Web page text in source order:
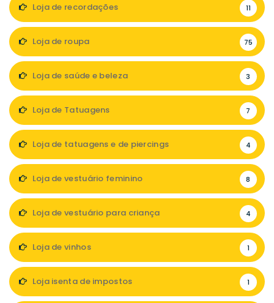
Loja de recordações 11
Loja de roupa 75
Loja de saúde e beleza 3
Loja de Tatuagens 7
Loja de tatuagens e de piercings 4
Loja de vestuário feminino 8
Loja de vestuário para criança 4
Loja de vinhos 1
Loja isenta de impostos 1